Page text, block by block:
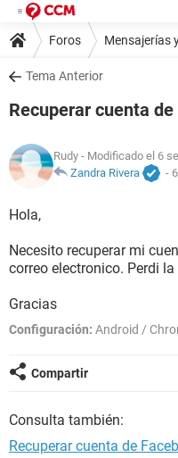
Foros Mensajerías
Tema Anterior
Recuperar cuenta
Rudy - Modificado el 6
Zandra Rivera
-
Hola,
Necesito recuperar mi
correo electronico. Perdi
Gracias
Configuración: Android /
Compartir
Consulta también:
Recuperar cuenta de